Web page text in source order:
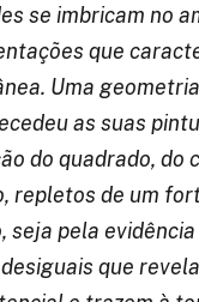
se imbricam no
que
Uma
as suas
do quadrado, do
repletos de um
seja pela evidência
que